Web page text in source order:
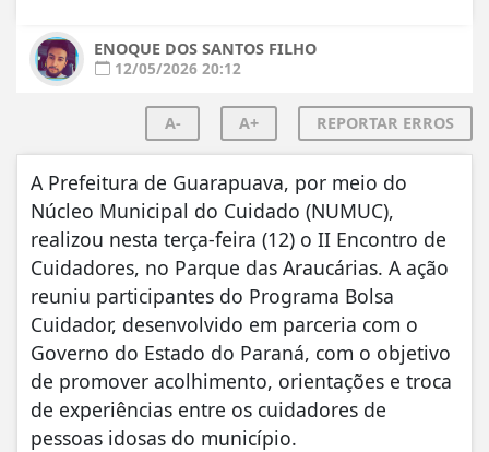
ENOQUE DOS SANTOS FILHO
12/05/2026 20:12
A- A+ REPORTAR ERROS
A Prefeitura de Guarapuava, por meio do
Núcleo Municipal do Cuidado (NUMUC),
realizou nesta terça-feira (12) o II Encontro de
Cuidadores, no Parque das Araucárias. A ação
reuniu participantes do Programa Bolsa
Cuidador, desenvolvido em parceria com o
Governo do Estado do Paraná, com o objetivo
de promover acolhimento, orientações e troca
de experiências entre os cuidadores de
pessoas idosas do município.